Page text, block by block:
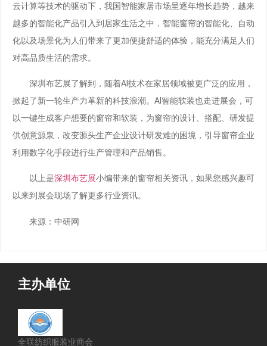
云计算等技术的驱动下，我国智能家居市场呈逐年增长趋势，越来
越多的智能化产品引入到居家生活之中，智能窗帘的智能化、自动
化以及场景化为人们带来了更加便捷舒适的体验，能充分满足人们
对高品质生活的需求。
深圳布艺展了解到，随着AI技术在家居领域被更广泛的应用，
掀起了新一轮生产力革新的科技浪潮。AI智能软装也走进展会，可
以一键生成客户想要的窗帘和软装，为窗帘的设计、搭配、研发提
供创意源泉，改变源头生产企业设计研发难的困境，引导窗帘企业
利用数字化手段进行生产管理和产品销售。
以上是深圳布艺展小编带来的窗帘相关资讯，如果您感兴趣可
以来到展会现场了解更多行业资讯。
来源：中研网
主办单位
全联纺织服装业商会